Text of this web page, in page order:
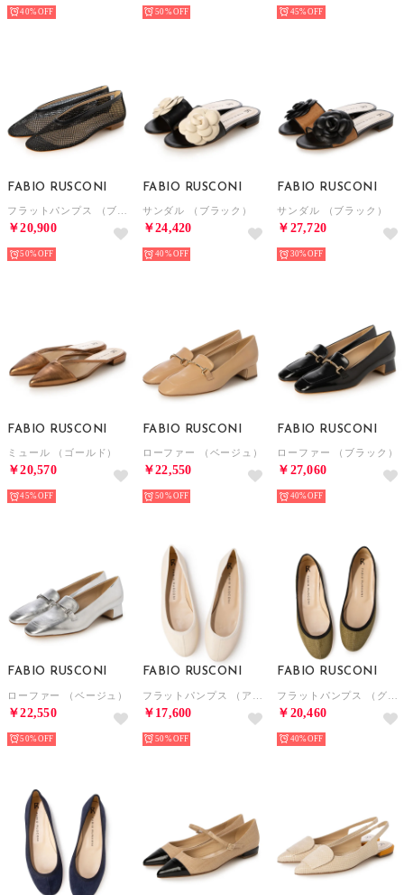
40% 50% 45%
FABIO RUSCONI
￥20,900
50%
FABIO RUSCONI
サンダル （ブラック）
￥24,420
40%
FABIO RUSCONI
サンダル （ブラック）
￥27,720
30%
FABIO RUSCONI
ミュール （ゴールド）
￥20,570
45%
FABIO RUSCONI
ローファー （ベージュ）
￥22,550
50%
FABIO RUSCONI
ローファー （ブラック）
￥27,060
40%
FABIO RUSCONI
ローファー （ベージュ）
￥22,550
50%
FABIO RUSCONI
￥17,600
50%
FABIO RUSCONI
￥20,460
40%